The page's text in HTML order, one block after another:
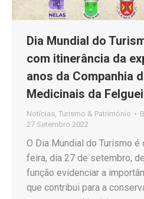
Dia Mundial do
com itinerância da
anos da Companhia
Medicinais da
Notícias, Turismo & Património
27 Setembro 2022
O Dia Mundial do Turismo
feira, dia 27 de setembro,
função evidenciar a
que contribui para a